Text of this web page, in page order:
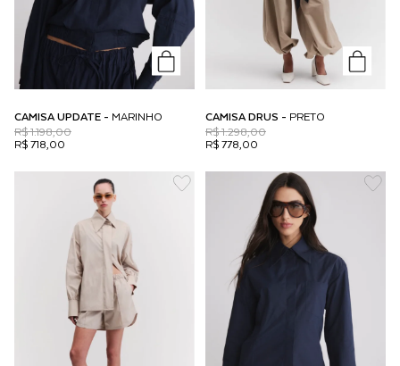
CAMISA UPDATE - MARINHO
R$ 718,00
R$ 1.198,00
CAMISA DRUS - PRETO
R$ 778,00
R$ 1.298,00